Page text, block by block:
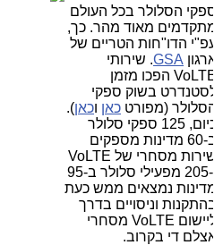
הסלולר בכל העולם
מאוד מהר. כך,
הדו"חות הטריים של
GSA. שירותי
VoLTE הפכו מזמן
בשוק ספקי
(מפורטכאןוכאן).
כיום, 125 ספקי סלולר
ב-60 מדינות מספקים
שירות מסחרי של VoLTE
ו-205 מפעילי סלולר ב-95
נמצאים ממש כעת
וניסויים בדרך
ליישום VoLTE מסחרי
די בקרוב.